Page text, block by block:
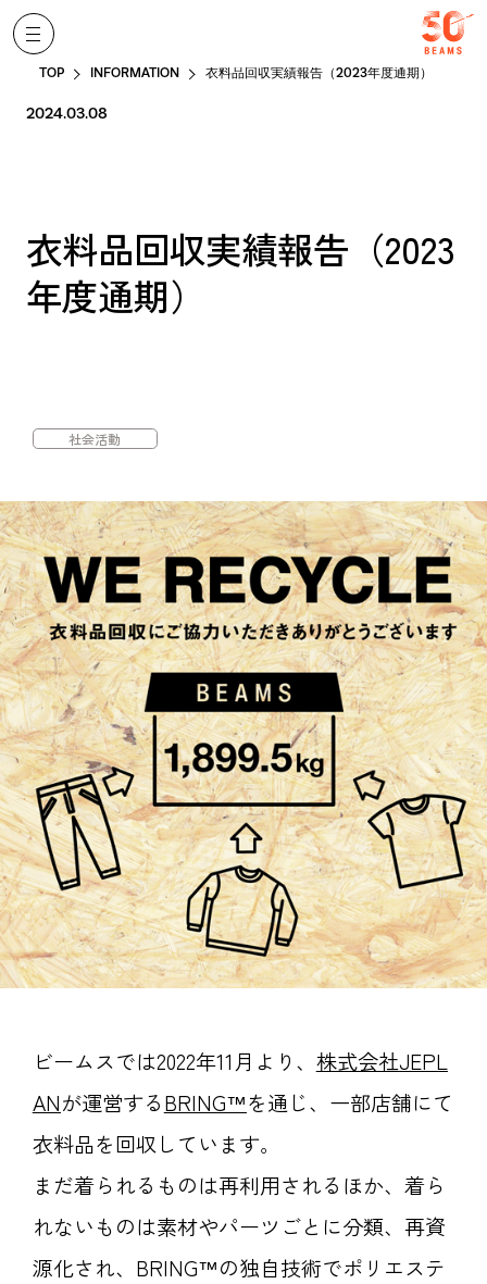
TOP INFORMATION 衣料品回収実績報告（2023年度通期）
2024.03.08
衣料品回収実績報告（2023
年度通期）
社会活動
ビームスでは2022年11月より、 株式会社JEPL
ANが運営するBRING™を通じ、一部店舗にて
衣料品を回収しています。
まだ着られるものは再利用されるほか、着ら
れないものは素材やパーツごとに分類、再資
源化され、BRING™の独自技術でポリエステ